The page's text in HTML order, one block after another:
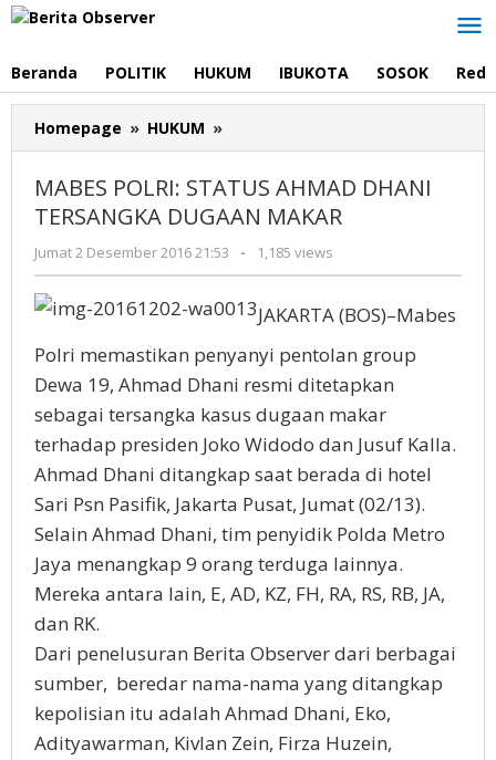
Lewati
Beranda POLITIK HUKUM IBUKOTA SOSOK
Homepage » HUKUM »
POLRI:
AHMAD
DHANI
TERSANGKA
DUGAAN
MABES POLRI: STATUS AHMAD DHANI
TERSANGKA DUGAAN MAKAR
Jumat 2 Desember 2016 21:53
oleh
Redaksi
- 1,185 views
JAKARTA (BOS)–Mabes
Polri memastikan penyanyi pentolan group
Dewa 19, Ahmad Dhani resmi ditetapkan
sebagai tersangka kasus dugaan makar
terhadap presiden Joko Widodo dan Jusuf Kalla.
Ahmad Dhani ditangkap saat berada di hotel
Sari Psn Pasifik, Jakarta Pusat, Jumat (02/13).
Selain Ahmad Dhani, tim penyidik Polda Metro
Jaya menangkap 9 orang terduga lainnya.
Mereka antara lain, E, AD, KZ, FH, RA, RS, RB, JA,
dan RK.
Dari penelusuran Berita Observer dari berbagai
sumber, beredar nama-nama yang ditangkap
kepolisian itu adalah Ahmad Dhani, Eko,
Adityawarman, Kivlan Zein, Firza Huzein,